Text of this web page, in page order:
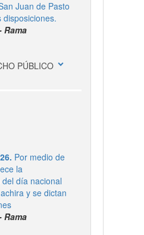
Juan de Pasto
Rama
PÚBLICO expand_more
Por medio de
la
día nacional
y se dictan
Rama